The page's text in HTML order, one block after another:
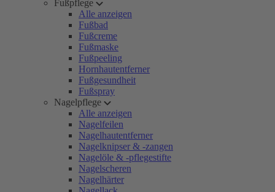
Fußpflege
Alle anzeigen
Fußbad
Fußcreme
Fußmaske
Fußpeeling
Hornhautentferner
Fußgesundheit
Fußspray
Nagelpflege
Alle anzeigen
Nagelfeilen
Nagelhautentferner
Nagelknipser & -zangen
Nagelöle & -pflegestifte
Nagelscheren
Nagelhärter